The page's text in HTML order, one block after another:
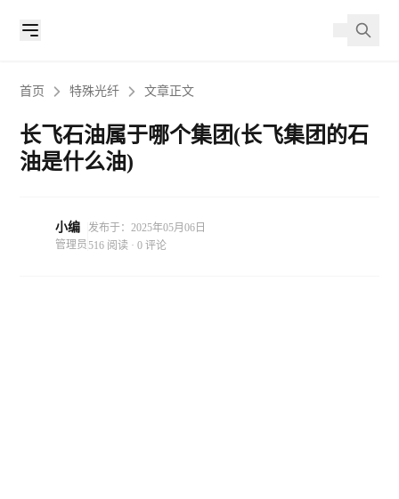
首页 特殊光纤 文章正文
长飞石油属于哪个集团(长飞集团的石
油是什么油)
小编
管理员
发布于：2025年05月06日
516 阅读 · 0 评论